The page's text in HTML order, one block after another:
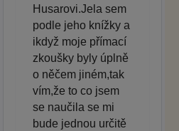
Husarovi.Jela sem
podle jeho knížky a
ikdyž moje přímací
zkoušky byly úplně
o něčem jiném,tak
vím,že to co jsem
se naučila se mi
bude jednou určitě